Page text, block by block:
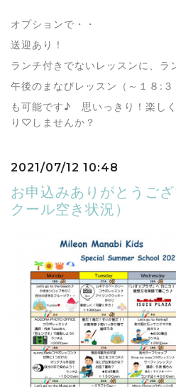
オプションで・・
送迎あり！
ランチ付きでないレッスンに、ラ
午後のまなびレッスン（～１８:３
も可能です♪ 思いっきり！楽し
り♡しませんか？
2021/07/12 10:48
お申込みありがとうご
クール空き状況）